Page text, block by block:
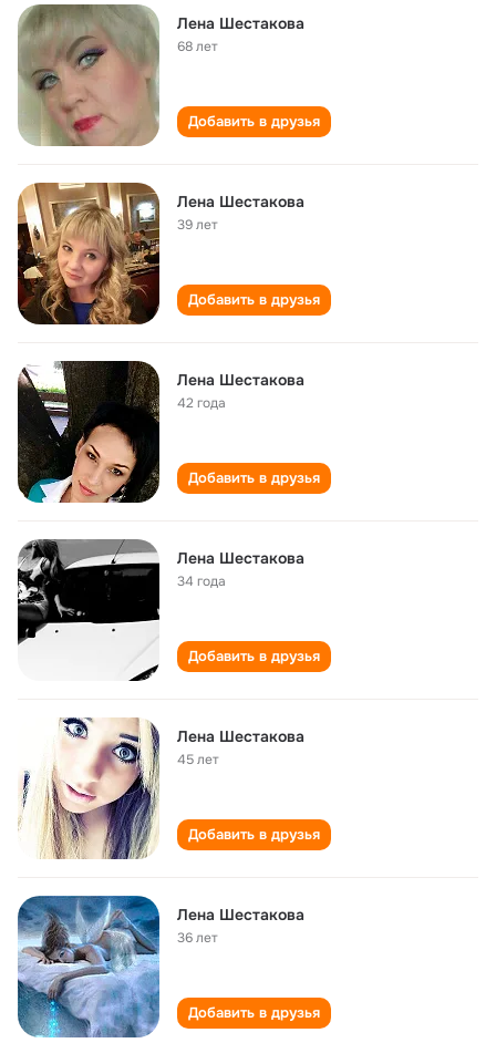
Лена Шестакова
68 лет
Добавить в друзья
Лена Шестакова
39 лет
Добавить в друзья
Лена Шестакова
42 года
Добавить в друзья
Лена Шестакова
34 года
Добавить в друзья
Лена Шестакова
45 лет
Добавить в друзья
Лена Шестакова
36 лет
Добавить в друзья